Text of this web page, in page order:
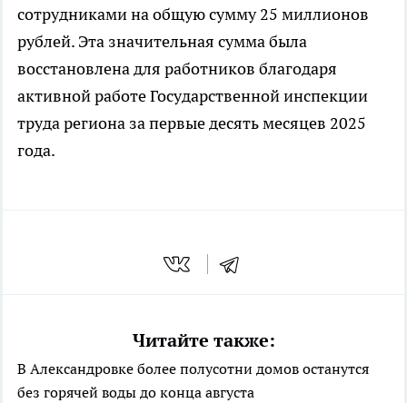
сотрудниками на общую сумму 25 миллионов
рублей. Эта значительная сумма была
восстановлена для работников благодаря
активной работе Государственной инспекции
труда региона за первые десять месяцев 2025
года.
Читайте также:
В Александровке более полусотни домов останутся
без горячей воды до конца августа